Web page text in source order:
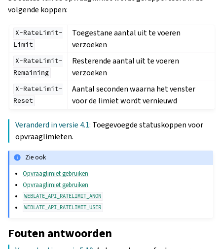
volgende koppen:
X-RateLimit-
Limit
Toegestane aantal uit te voeren
verzoeken
X-RateLimit-
Remaining
Resterende aantal uit te voeren
verzoeken
X-RateLimit-
Reset
Aantal seconden waarna het venster
voor de limiet wordt vernieuwd
Veranderd in versie 4.1: Toegevoegde statuskoppen voor
opvraaglimieten.
Zie ook
Opvraaglimiet gebruiken
Opvraaglimiet gebruiken
WEBLATE_API_RATELIMIT_ANON
WEBLATE_API_RATELIMIT_USER
Fouten antwoorden